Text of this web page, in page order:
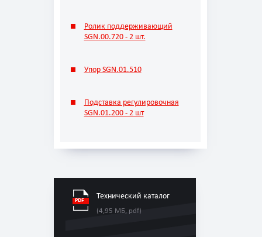
Ролик поддерживающий
SGN.00.720 - 2 шт.
Упор SGN.01.510
Подставка регулировочная
SGN.01.200 - 2 шт
Технический каталог
(4,95 МБ, pdf)